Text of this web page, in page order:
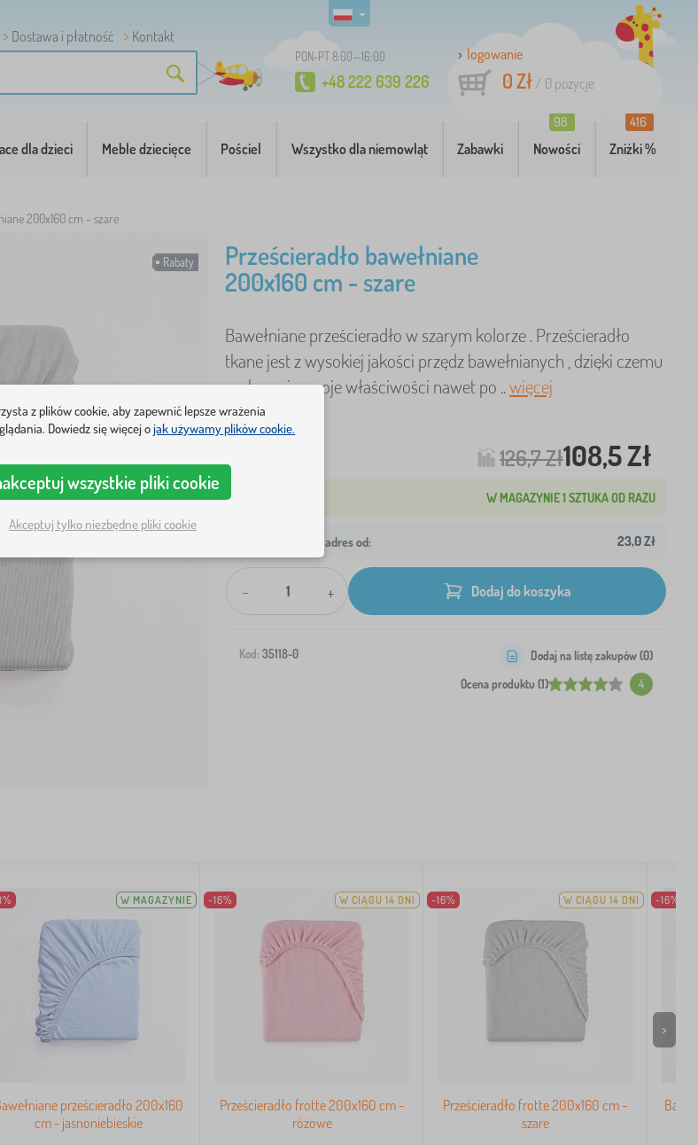
Dostawa i płatność Kontakt
PON-PT 8:00—16:00
+48 222 639 226
logowanie
0 Zł/ 0 pozycje
dla dzieci Meble dziecięce Pościel Wszystko dla niemowląt Zabawki Nowości
98
Zniżki %
416
200x160 cm - szare
Rabaty
Prześcieradło bawełniane
200x160 cm - szare
Bawełniane prześcieradło w szarym kolorze . Prześcieradło
tkane jest z wysokiej jakości przędz bawełnianych , dzięki czemu
zachowuje swoje właściwości nawet po ..więcej
126,7 Zł108,5 Zł
W MAGAZYNIE 1 SZTUKA OD RAZU
Wysyłka na Twój adres od: 23,0 Zł
- + Dodaj do koszyka
Kod: 35118-0
Ocena produktu (1) 4
Dodaj na listę zakupów (0)
W MAGAZYNIE
prześcieradło 200x160
cm - jasnoniebieskie
-16% W CIĄGU 14 DNI
Prześcieradło frotte 200x160 cm -
różowe
-16% W CIĄGU 14 DNI
Prześcieradło frotte 200x160 cm -
szare
-16%
>
z plików cookie, aby zapewnić lepsze wrażenia
Dowiedz się więcej ojak używamy plików cookie.
wszystkie pliki cookie
Akceptuj tylko niezbędne pliki cookie